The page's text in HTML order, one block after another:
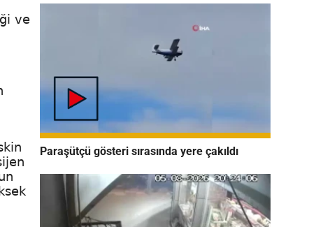
ve
Paraşütçü gösteri sırasında yere çakıldı